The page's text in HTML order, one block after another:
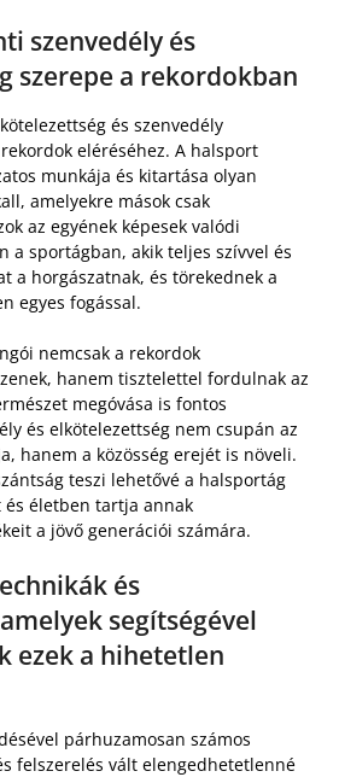
szenvedély és
szerepe a rekordokban
és szenvedély
eléréséhez. A halsport
munkája és kitartása olyan
amelyekre mások csak
az egyének képesek valódi
a sportágban, akik teljes szívvel és
a horgászatnak, és törekednek a
egyes fogással.
nemcsak a rekordok
hanem tisztelettel fordulnak az
megóvása is fontos
és elkötelezettség nem csupán az
hanem a közösség erejét is növeli.
teszi lehetővé a halsportág
életben tartja annak
a jövő generációi számára.
és
segítségével
ezek a hihetetlen
párhuzamosan számos
felszerelés vált elengedhetetlenné